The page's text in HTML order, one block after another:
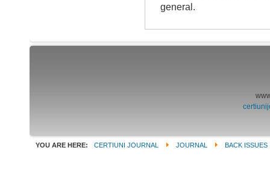
general.
YOU ARE HERE: CERTIUNI JOURNAL JOURNAL BACK ISSUES